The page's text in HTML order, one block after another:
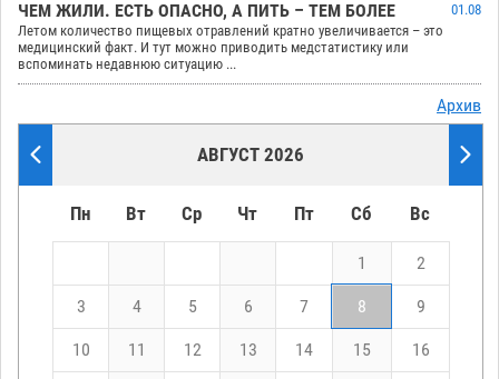
ЧЕМ ЖИЛИ. ЕСТЬ ОПАСНО, А ПИТЬ – ТЕМ БОЛЕЕ
01.08
Летом количество пищевых отравлений кратно увеличивается – это
медицинский факт. И тут можно приводить медстатистику или
вспоминать недавнюю ситуацию ...
Архив
АВГУСТ 2026
Пн Вт Ср Чт Пт Сб Вс
1 2
3 4 5 6 7 8 9
10 11 12 13 14 15 16